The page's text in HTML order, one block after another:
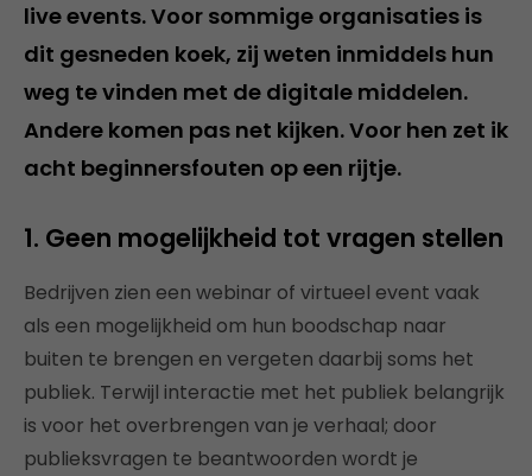
live events. Voor sommige organisaties is
dit gesneden koek, zij weten inmiddels hun
weg te vinden met de digitale middelen.
Andere komen pas net kijken. Voor hen zet ik
acht beginnersfouten op een rijtje.
1. Geen mogelijkheid tot vragen stellen
Bedrijven zien een webinar of virtueel event vaak
als een mogelijkheid om hun boodschap naar
buiten te brengen en vergeten daarbij soms het
publiek. Terwijl interactie met het publiek belangrijk
is voor het overbrengen van je verhaal; door
publieksvragen te beantwoorden wordt je